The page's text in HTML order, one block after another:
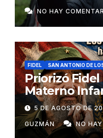
NO HAY
FIDEL SAN ANTONIO DE
Priorizó
Materno
5 DE AGOSTO DE
GUZMÁN NO